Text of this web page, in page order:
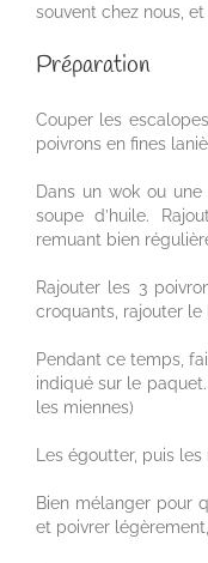
souvent chez nous,
Préparation
Couper les
poivrons en fines
Dans un wok ou
soupe d’huile.
remuant bien
Rajouter les 3
croquants, rajouter
Pendant ce temps,
indiqué sur le
les miennes)
Les égoutter, puis
Bien mélanger pour
et poivrer